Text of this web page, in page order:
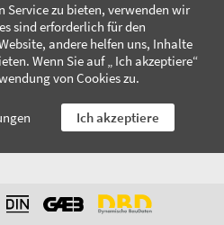
Service zu bieten, verwenden wir
sind erforderlich für den
andere helfen uns, Inhalte
Wenn Sie auf „ Ich akzeptiere“
von Cookies zu.
Ich akzeptiere